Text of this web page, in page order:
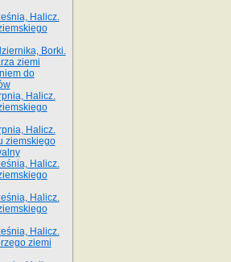
Halicz.
Borki.
ziemi
do
Halicz.
Halicz.
ziemskiego
Halicz.
Halicz.
Halicz.
ziemi